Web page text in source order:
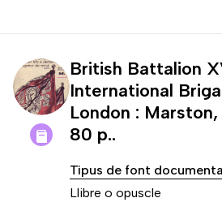
British Battalion
International
London : Marston,
80 p..
Tipus de font
Llibre o opuscle